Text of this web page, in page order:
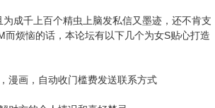
成千上百个精虫上脑发私信又墨迹，还不肯支
而烦恼的话，本论坛有以下几个为女S贴心打造
漫画，自动收门槛费发送联系方式